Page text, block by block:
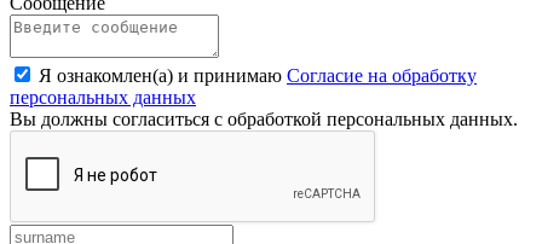
Я ознакомлен(а) и принимаю Согласие на обработку
персональных данных
Вы должны согласиться с обработкой персональных данных.